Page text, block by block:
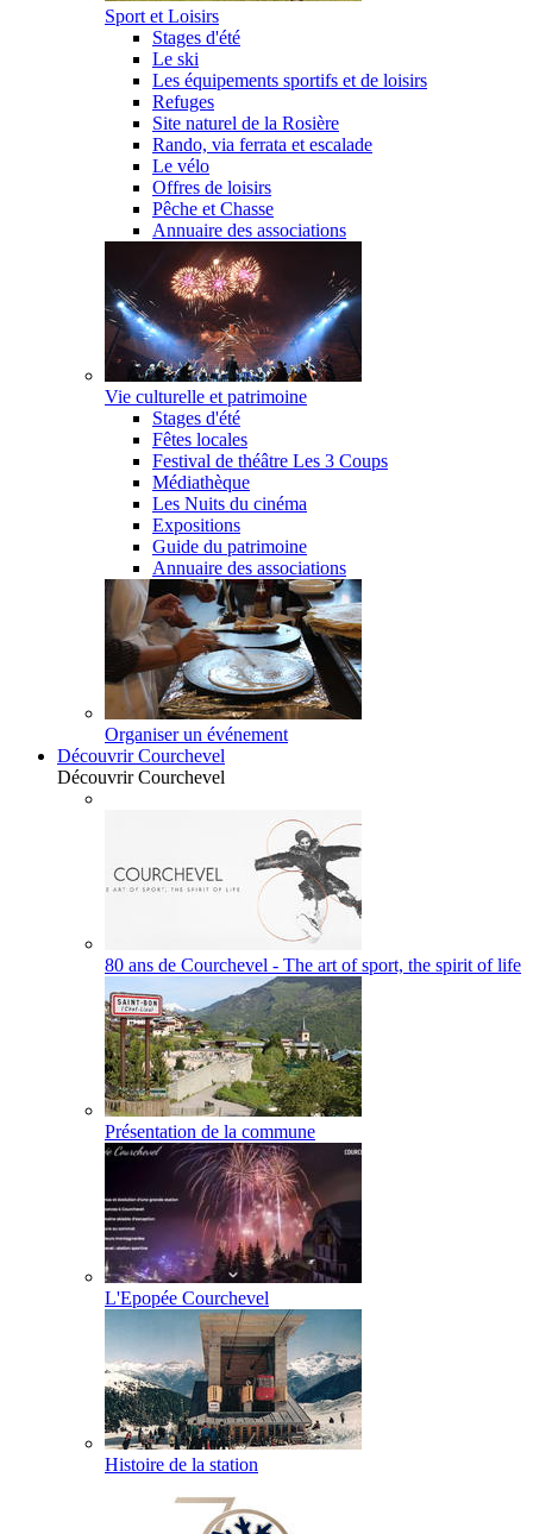
Sport et Loisirs
Stages d'été
Le ski
Les équipements sportifs et de loisirs
Refuges
Site naturel de la Rosière
Rando, via ferrata et escalade
Le vélo
Offres de loisirs
Pêche et Chasse
Annuaire des associations
Vie culturelle et patrimoine
Stages d'été
Fêtes locales
Festival de théâtre Les 3 Coups
Médiathèque
Les Nuits du cinéma
Expositions
Guide du patrimoine
Annuaire des associations
Organiser un événement
Découvrir Courchevel
Découvrir Courchevel
80 ans de Courchevel - The art of sport, the spirit of life
Présentation de la commune
L'Epopée Courchevel
Histoire de la station